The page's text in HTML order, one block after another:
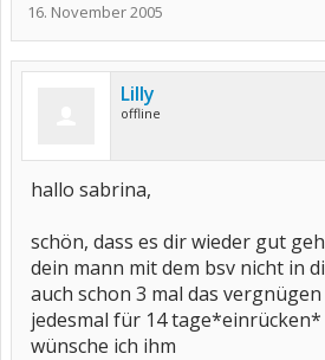
16. November 2005
Lilly
offline
hallo sabrina,
schön, dass es dir wieder gut
dein mann mit dem bsv nicht in
auch schon 3 mal das
jedesmal für 14 tage*einrücken*
wünsche ich ihm